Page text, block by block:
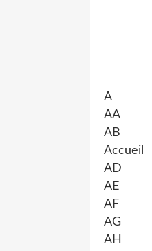
A
AA
AB
Accueil
AD
AE
AF
AG
AH